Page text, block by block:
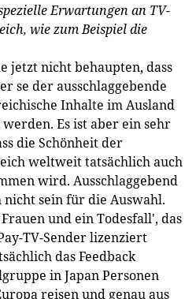
Erwartungen an TV-
wie zum Beispiel die
jetzt nicht behaupten, dass
se der ausschlaggebende
Inhalte im Ausland
Es ist aber ein sehr
die Schönheit der
weltweit tatsächlich auch
wird. Ausschlaggebend
sein für die Auswahl.
und ein Todesfall', das
TV-Sender lizenziert
das Feedback
in Japan Personen
reisen und genau aus